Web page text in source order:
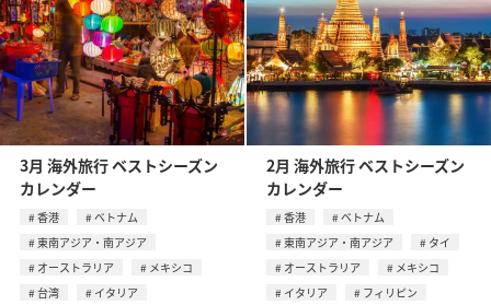
3月 海外旅行 ベストシーズン
カレンダー
香港
ベトナム
東南アジア・南アジア
オーストラリア
メキシコ
台湾
イタリア
2月 海外旅行 ベストシーズン
カレンダー
香港
ベトナム
東南アジア・南アジア
タイ
オーストラリア
メキシコ
イタリア
フィリピン